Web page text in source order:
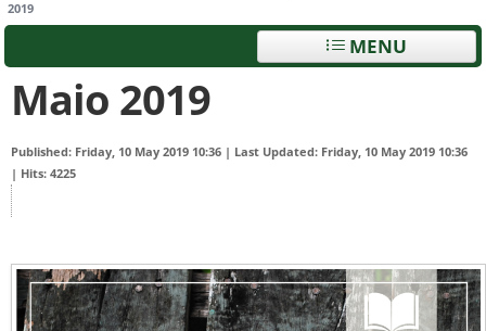
2019
MENU
Maio 2019
Published: Friday, 10 May 2019 10:36 | Last Updated: Friday, 10 May 2019 10:36
| Hits: 4225